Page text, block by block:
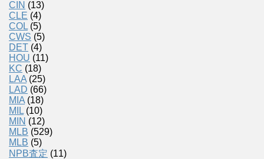
CIN (13)
CLE (4)
COL (5)
CWS (5)
DET (4)
HOU (11)
KC (18)
LAA (25)
LAD (66)
MIA (18)
MIL (10)
MIN (12)
MLB (529)
MLB (5)
NPB査定 (11)